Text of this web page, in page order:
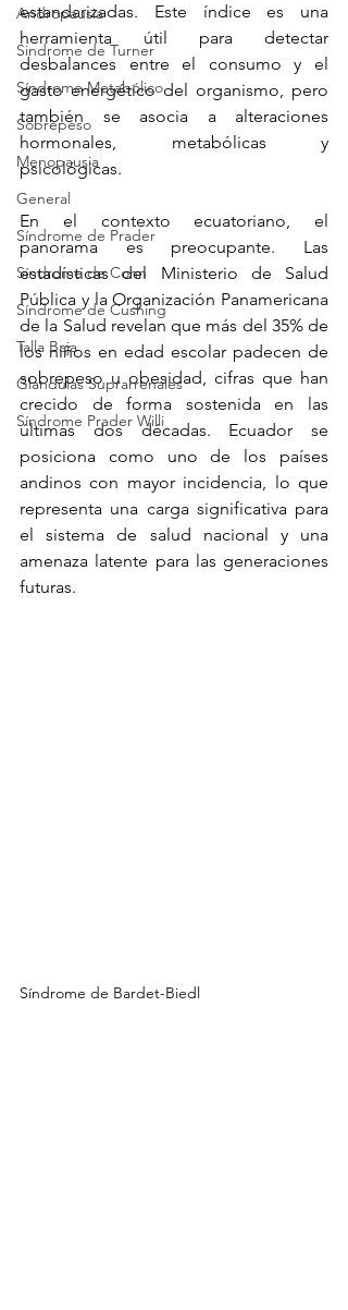
Andropausia
Sindrome de Turner
Síndrome Metabólico
Sobrepeso
Menopausia
General
Síndrome de Prader
Síndrome de Conn
Síndrome de Cushing
Talla Baja
Glandulas Suprarrenales
Síndrome Prader Willi
estandarizadas. Este índice es una
herramienta útil para detectar
desbalances entre el consumo y el
gasto energético del organismo, pero
también se asocia a alteraciones
hormonales, metabólicas y
psicológicas.
En el contexto ecuatoriano, el
panorama es preocupante. Las
estadísticas del Ministerio de Salud
Pública y la Organización Panamericana
de la Salud revelan que más del 35% de
los niños en edad escolar padecen de
sobrepeso u obesidad, cifras que han
crecido de forma sostenida en las
últimas dos décadas. Ecuador se
posiciona como uno de los países
andinos con mayor incidencia, lo que
representa una carga significativa para
el sistema de salud nacional y una
amenaza latente para las generaciones
futuras.
Síndrome de Bardet-Biedl